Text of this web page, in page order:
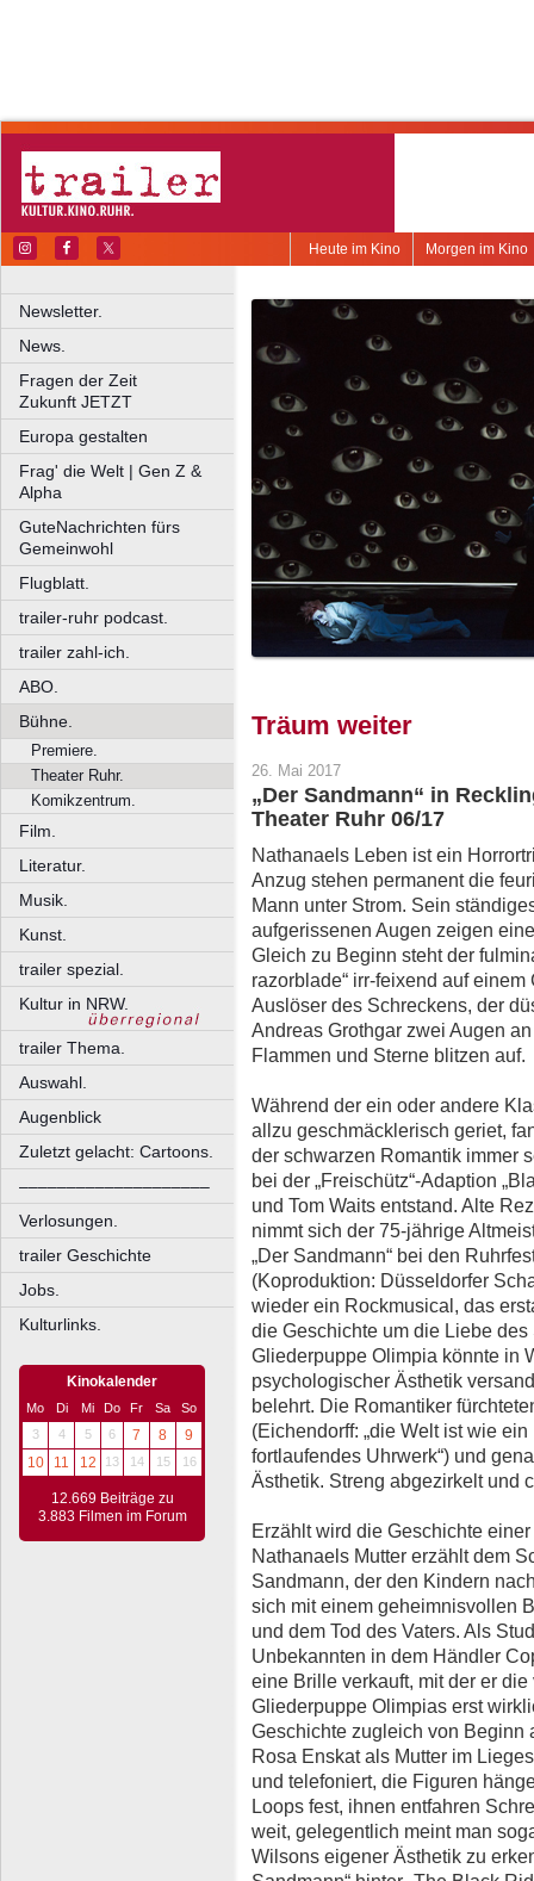
Morgen im Kino
Heute im Kino
Newsletter.
News.
Fragen der Zeit
Zukunft JETZT
Europa gestalten
Frag' die Welt | Gen Z &
Alpha
GuteNachrichten fürs
Gemeinwohl
Flugblatt.
trailer-ruhr podcast.
trailer zahl-ich.
ABO.
Bühne.
Premiere.
Theater Ruhr.
Komikzentrum.
Film.
Literatur.
Musik.
Kunst.
trailer spezial.
Kultur in NRW.
trailer Thema.
Auswahl.
Augenblick
Zuletzt gelacht: Cartoons.
––––––––––––––––––––
Verlosungen.
trailer Geschichte
Jobs.
Kulturlinks.
Kinokalender
Mo Di Mi Do Fr Sa
So
3
4 5 6 7 8
9
10
11 12 13 14 15 16
12.669 Beiträge zu
3.883 Filmen im Forum
Träum weiter
26. Mai 2017
„Der Sandmann“ in
Theater Ruhr 06/17
Nathanaels Leben ist ein
Anzug stehen permanent die
Mann unter Strom. Sein
aufgerissenen Augen zeigen
Gleich zu Beginn steht der
razorblade“ irr-feixend auf
Auslöser des Schreckens, der
Andreas Grothgar zwei Augen
Flammen und Sterne blitzen auf.
Während der ein oder andere
allzu geschmäcklerisch geriet,
der schwarzen Romantik immer
bei der „Freischütz“-Adaption
und Tom Waits entstand. Alte
nimmt sich der 75-jährige
„Der Sandmann“ bei den
(Koproduktion: Düsseldorfer
wieder ein Rockmusical, das
die Geschichte um die Liebe
Gliederpuppe Olimpia könnte in
psychologischer Ästhetik
belehrt. Die Romantiker
(Eichendorff: „die Welt ist wie
fortlaufendes Uhrwerk“) und
Ästhetik. Streng abgezirkelt und
Erzählt wird die Geschichte
Nathanaels Mutter erzählt dem
Sandmann, der den Kindern
sich mit einem geheimnisvollen
und dem Tod des Vaters. Als
Unbekannten in dem Händler
eine Brille verkauft, mit der er
Gliederpuppe Olimpias erst
Geschichte zugleich von Beginn
Rosa Enskat als Mutter im
und telefoniert, die Figuren
Loops fest, ihnen entfahren
weit, gelegentlich meint man
Wilsons eigener Ästhetik zu